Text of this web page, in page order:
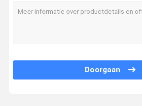
Doorgaan